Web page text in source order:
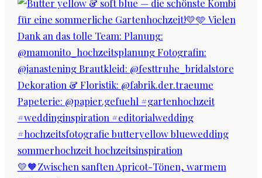
💛🧡Zwischen sanften Apricot-Tönen, warmem